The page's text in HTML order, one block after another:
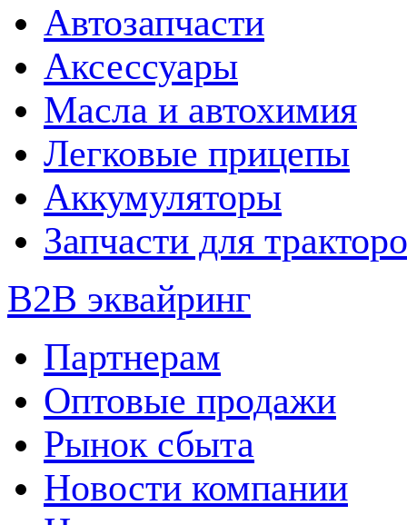
Автозапчасти
Аксессуары
Масла и автохимия
Легковые прицепы
Аккумуляторы
Запчасти для
B2B эквайринг
Партнерам
Оптовые продажи
Рынок сбыта
Новости компании